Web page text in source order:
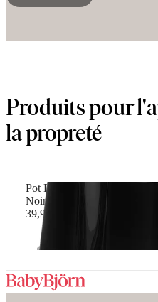
Produits pour
la propreté
Pot Fauteuil
Noir/Blanc
39,99 C$